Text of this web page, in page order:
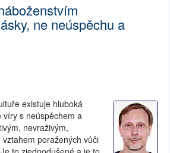
ne neúspěchu a
existuje hluboká
víry s neúspěchem a
nevraživým,
poražených vůči